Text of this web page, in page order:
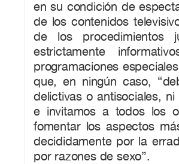
en su condición de
de los contenidos
de los procedimientos
estrictamente
programaciones
que, en ningún caso,
delictivas o antisociales,
e invitamos a todos los
fomentar los aspectos
decididamente por la
por razones de sexo”.